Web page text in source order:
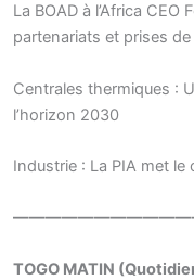
La BOAD à l’Africa
partenariats et prises
Centrales thermiques :
l’horizon 2030
Industrie : La PIA met
TOGO MATIN